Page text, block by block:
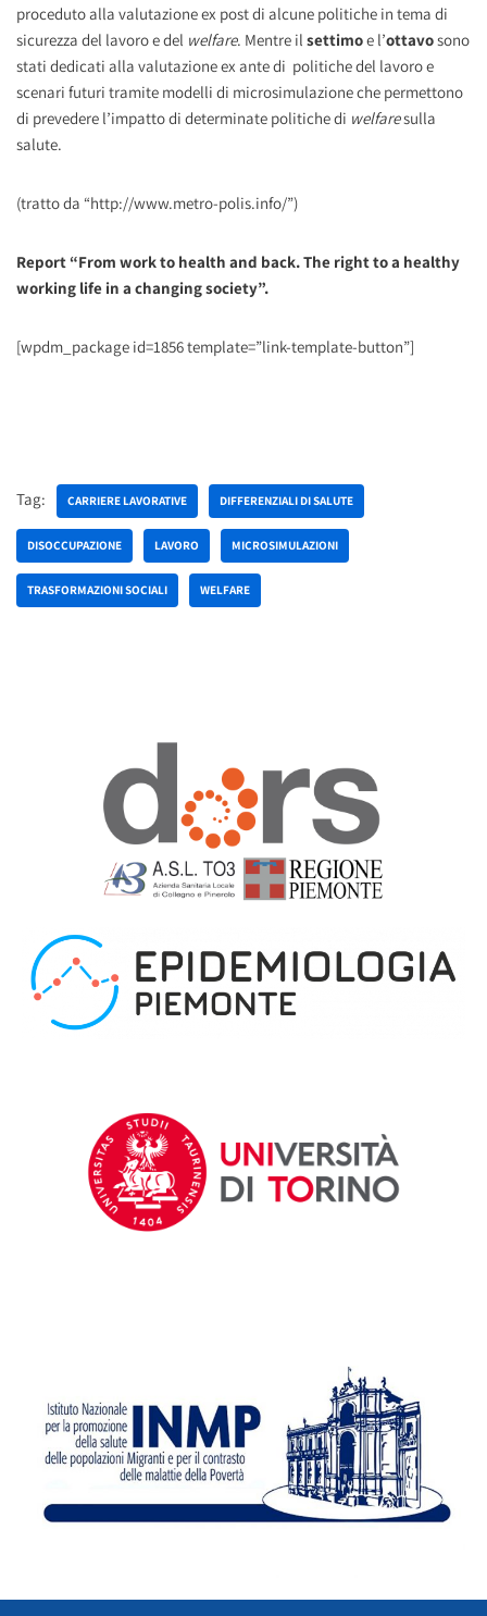
proceduto alla valutazione ex post di alcune politiche in tema di
sicurezza del lavoro e del welfare. Mentre il settimoe l’ottavosono
stati dedicati alla valutazione ex ante di politiche del lavoro e
scenari futuri tramite modelli di microsimulazione che permettono
di prevedere l’impatto di determinate politiche di welfaresulla
salute.
(tratto da “http://www.metro-polis.info/”)
Report“From work to health and back. The right to a healthy
working life in a changing society”.
[wpdm_package id=1856 template=”link-template-button”]
Tag: CARRIERE LAVORATIVE DIFFERENZIALI DI SALUTE
DISOCCUPAZIONE LAVORO MICROSIMULAZIONI
TRASFORMAZIONI SOCIALI WELFARE